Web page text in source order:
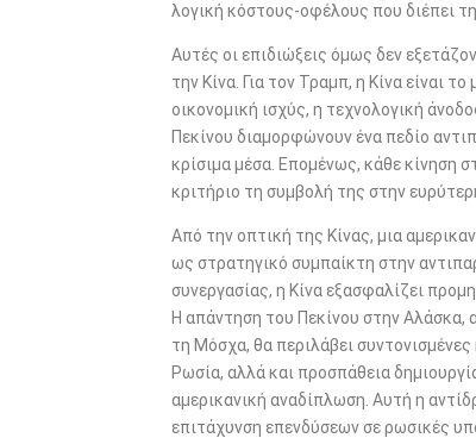
λογική κόστους-οφέλους που διέπει
Αυτές οι επιδιώξεις όμως δεν
την Κίνα. Για τον Τραμπ, η Κίνα είναι
οικονομική ισχύς, η τεχνολογική
Πεκίνου διαμορφώνουν ένα πεδίο
κρίσιμα μέσα. Επομένως, κάθε κίνηση
κριτήριο τη συμβολή της στην
Από την οπτική της Κίνας, μια
ως στρατηγικό συμπαίκτη στην
συνεργασίας, η Κίνα εξασφαλίζει
Η απάντηση του Πεκίνου στην Αλάσκα,
τη Μόσχα, θα περιλάβει
Ρωσία, αλλά και προσπάθεια
αμερικανική αναδίπλωση. Αυτή η
επιτάχυνση επενδύσεων σε ρωσικές